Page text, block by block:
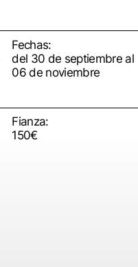
Fechas:
del 30 de septiembre al
06 de noviembre
Fianza:
150€